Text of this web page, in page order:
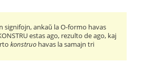
signifojn, ankaŭ la O-formo havas
estas ago, rezulto de ago, kaj
konstruo havas la samajn tri